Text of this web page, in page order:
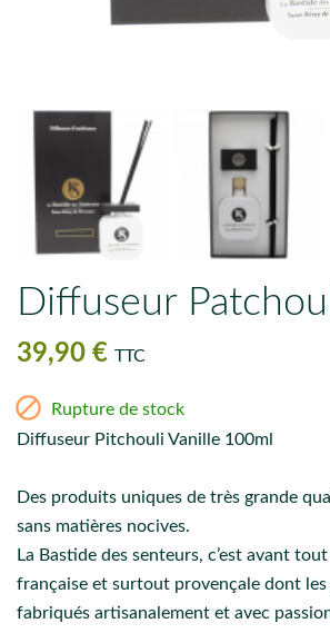
Diffuseur
39,90 € TTC

Rupture de stock
Diffuseur Pitchouli Vanille 100ml
Des produits uniques de très grande
sans matières nocives.
La Bastide des senteurs, c’est avant
française et surtout provençale dont
fabriqués artisanalement et avec